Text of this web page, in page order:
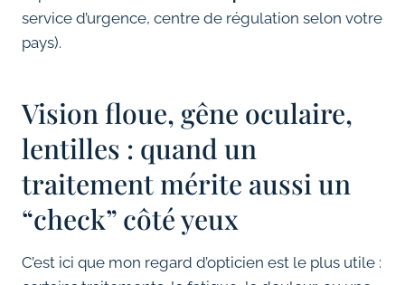
service d’urgence, centre de régulation selon votre
pays).
Vision floue, gêne oculaire,
lentilles : quand un
traitement mérite aussi un
“check” côté yeux
C’est ici que mon regard d’opticien est le plus utile :